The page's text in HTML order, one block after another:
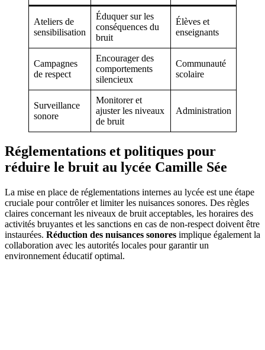
Ateliers de
sensibilisation
Éduquer sur les
conséquences du
bruit
Élèves et
enseignants
Campagnes
de respect
Encourager des
comportements
silencieux
Communauté
scolaire
Surveillance
sonore
Monitorer et
ajuster les niveaux
de bruit
Administration
Réglementations et politiques pour
réduire le bruit au lycée Camille Sée
La mise en place de réglementations internes au lycée est une étape
cruciale pour contrôler et limiter les nuisances sonores. Des règles
claires concernant les niveaux de bruit acceptables, les horaires des
activités bruyantes et les sanctions en cas de non-respect doivent être
instaurées. Réduction des nuisances sonores implique également la
collaboration avec les autorités locales pour garantir un
environnement éducatif optimal.